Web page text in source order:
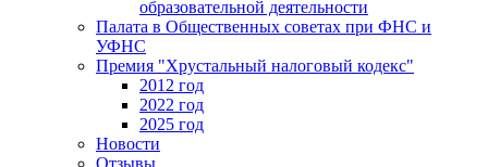
образовательной деятельности
Палата в Общественных советах при ФНС и
УФНС
Премия "Хрустальный налоговый кодекс"
2012 год
2022 год
2025 год
Новости
Отзывы